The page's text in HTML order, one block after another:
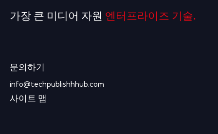
가장 큰 미디어 자원 엔터프라이즈 기술.
문의하기
info@techpublishhhub.com
사이트 맵